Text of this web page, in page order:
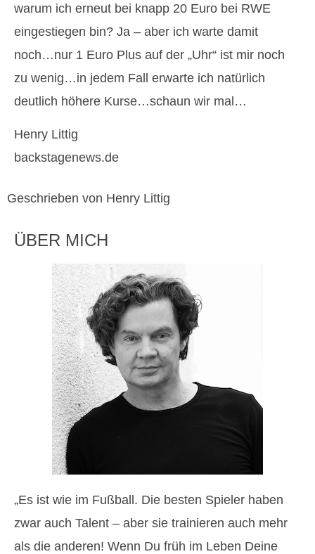
warum ich erneut bei knapp 20 Euro bei RWE
eingestiegen bin? Ja – aber ich warte damit
noch…nur 1 Euro Plus auf der „Uhr“ ist mir noch
zu wenig…in jedem Fall erwarte ich natürlich
deutlich höhere Kurse…schaun wir mal…
Henry Littig
backstagenews.de
Geschrieben von Henry Littig
ÜBER MICH
„Es ist wie im Fußball. Die besten Spieler haben
zwar auch Talent – aber sie trainieren auch mehr
als die anderen! Wenn Du früh im Leben Deine